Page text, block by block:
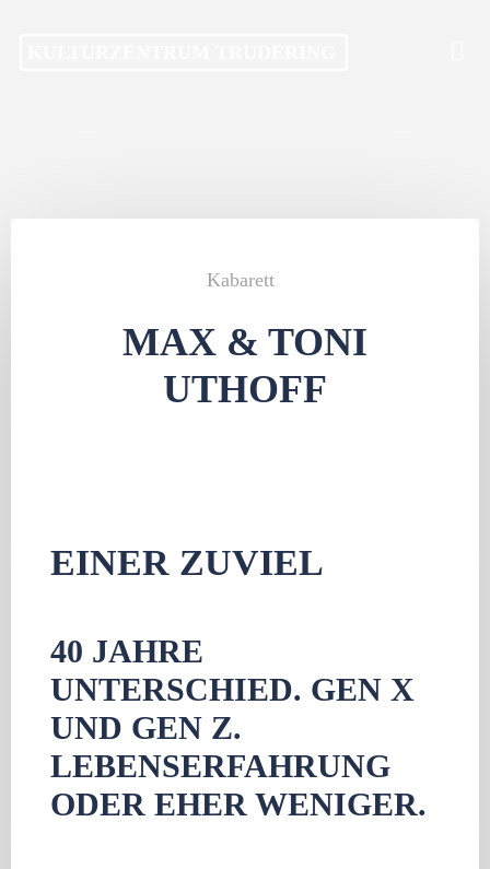
Kabarett
MAX & TONI
UTHOFF
EINER ZUVIEL
40 JAHRE
UNTERSCHIED. GEN X
UND GEN Z.
LEBENSERFAHRUNG
ODER EHER WENIGER.